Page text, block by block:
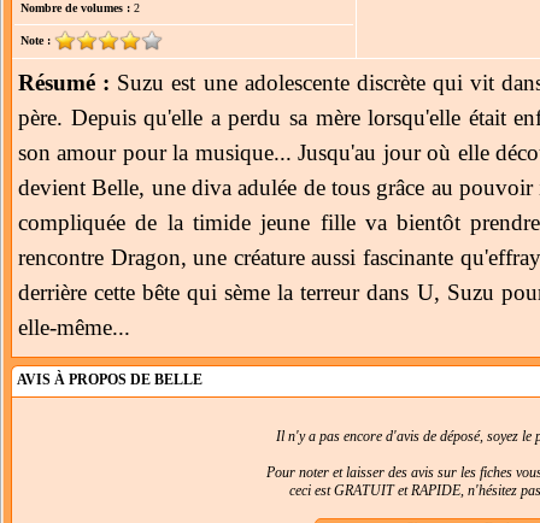
Nombre de volumes : 2
Note :
Résumé : Suzu est une adolescente discrète qui vit
père. Depuis qu'elle a perdu sa mère lorsqu'elle était
son amour pour la musique... Jusqu'au jour où elle
devient Belle, une diva adulée de tous grâce au
compliquée de la timide jeune fille va bientôt
rencontre Dragon, une créature aussi fascinante
derrière cette bête qui sème la terreur dans U, Suzu
elle-même...
AVIS À PROPOS DE BELLE
Il n'y a pas encore d'avis de déposé, soyez
Pour noter et laisser des avis sur les fiches
ceci est GRATUIT et RAPIDE, n'hésitez